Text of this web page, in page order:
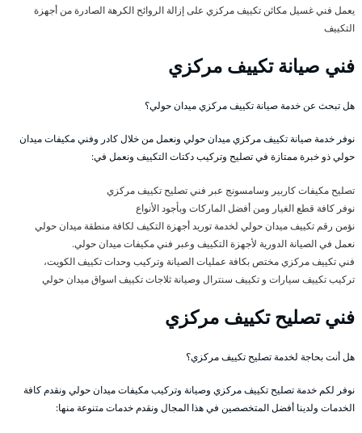
يعمل فني غسيل مكائن تكييف مركزي على إزالة الروائح الكرهة الصادرة من أجهزة
التكييف
فني صيانة تكييف مركزي
هل تبحث عن خدمة صيانة تكييف مركزي ميدان حولي؟
نوفر خدمة صيانة تكييف مركزي ميدان حولي ونعمل من خلال كادر وفني مكيفات ميدان
حولي ذو خبرة ممتازة في تصليح وتركيب دكتات التكييف ونعمل في:
تصليح مكيفات كاربير وسامسونج عبر فني تصليح تكييف مركزي
نوفر كافة قطع الغيار ومن أفضل الماركات وبأجود الأنواع
نؤمن رقم تكييف ميدان حولي لخدمة توريد أجهزة التكيف لكافة منطقة ميدان حولي
نعمل في الصيانة الدورية لأجهزة التكييف وعبر فني مكيفات ميدان حولي.
فني تكييف مركزي مختص بكافة عمليات الصيانة وتركيب وحدات تكييف الكويت،
تركيب تكييف سيارات و تكييف سنترال وصيانة ثلاجات تكييف اسواق ميدان حولي
فني تصليح تكييف مركزي
هل أنت بحاجة لخدمة تصليح تكييف مركزي؟
نوفر لكم خدمة تصليح تكييف مركزي وصيانة وتركيب مكيفات ميدان حولي ونقدم كافة
الخدمات ولدينا أفضل المتخصصين في هذا المجال ونقدم خدمات متنوعة منها: